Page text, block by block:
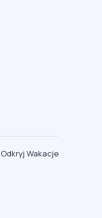
Odkryj Wakacje